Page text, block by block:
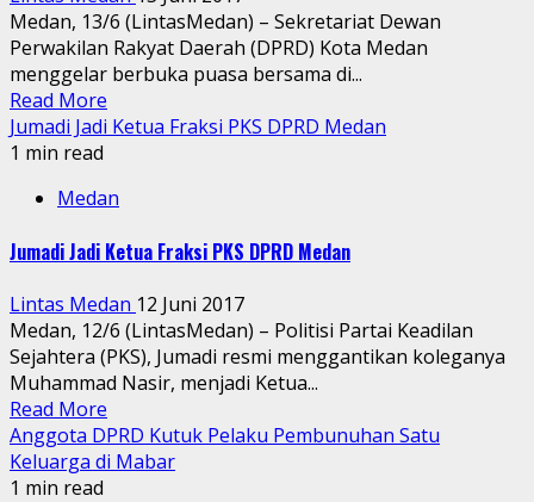
Medan, 13/6 (LintasMedan) – Sekretariat Dewan
Perwakilan Rakyat Daerah (DPRD) Kota Medan
menggelar berbuka puasa bersama di...
Read More
Jumadi Jadi Ketua Fraksi PKS DPRD Medan
1 min read
Medan
Jumadi Jadi Ketua Fraksi PKS DPRD Medan
Lintas Medan 12 Juni 2017
Medan, 12/6 (LintasMedan) – Politisi Partai Keadilan
Sejahtera (PKS), Jumadi resmi menggantikan koleganya
Muhammad Nasir, menjadi Ketua...
Read More
Anggota DPRD Kutuk Pelaku Pembunuhan Satu
Keluarga di Mabar
1 min read